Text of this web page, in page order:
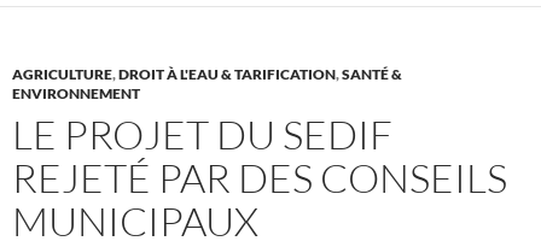
AGRICULTURE,DROIT À L'EAU & TARIFICATION,SANTÉ &
ENVIRONNEMENT
LE PROJET DU SEDIF
REJETÉ PAR DES CONSEILS
MUNICIPAUX